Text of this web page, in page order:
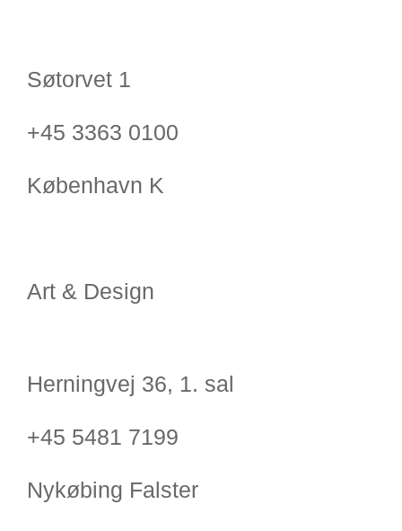
Søtorvet 1
+45 3363 0100
København K
Art & Design
Herningvej 36, 1. sal
+45 5481 7199
Nykøbing Falster